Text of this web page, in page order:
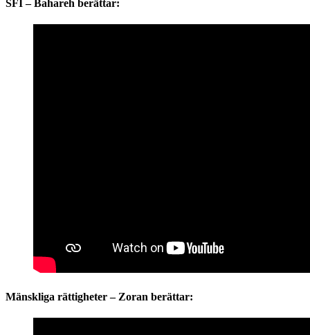
SFI – Bahareh berättar:
Mänskliga rättigheter – Zoran berättar: